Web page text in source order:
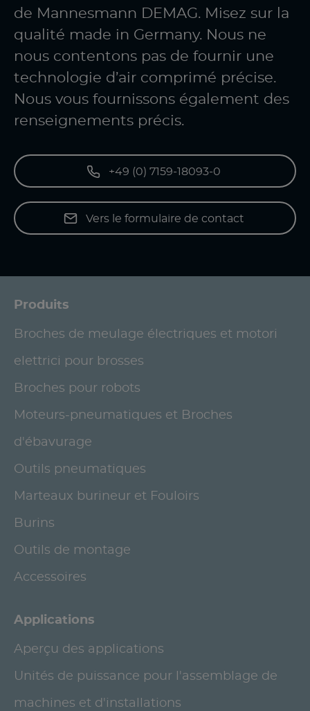
de Mannesmann DEMAG. Misez sur la
qualité made in Germany. Nous ne
nous contentons pas de fournir une
technologie d’air comprimé précise.
Nous vous fournissons également des
renseignements précis.
+49 (0) 7159-18093-0
Vers le formulaire de contact
Produits
Broches de meulage électriques et motori
elettrici pour brosses
Broches pour robots
Moteurs-pneumatiques et Broches
d'ébavurage
Outils pneumatiques
Marteaux burineur et Fouloirs
Burins
Outils de montage
Accessoires
Applications
Aperçu des applications
Unités de puissance pour l'assemblage de
machines et d'installations